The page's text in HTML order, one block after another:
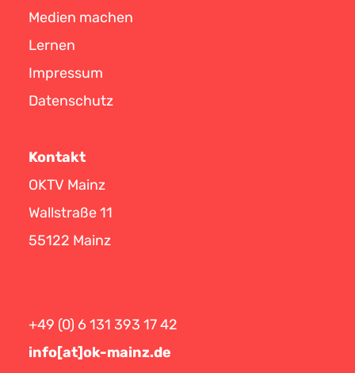
Medien machen
Lernen
Impressum
Datenschutz
Kontakt
OKTV Mainz
Wallstraße 11
55122 Mainz
+49 (0) 6 131 393 17 42
info[at]ok-mainz.de